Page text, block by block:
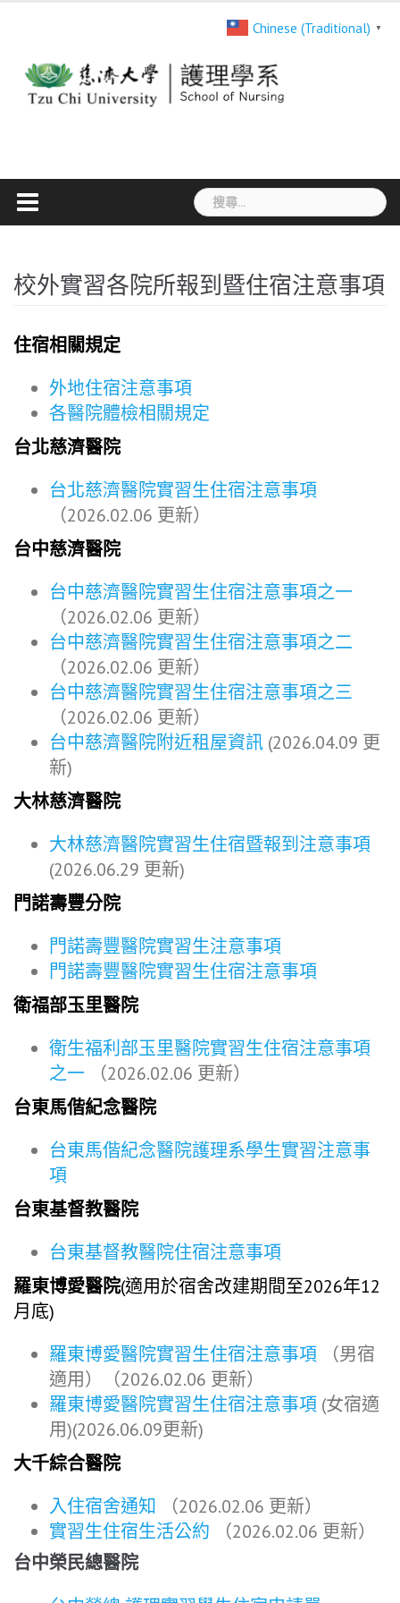
content
搜
尋
鍵
字:
校外實習各院所報到暨住宿注意事項
住宿相關規定
外地住宿注意事項
各醫院體檢相關規定
台北慈濟醫院
台北慈濟醫院實習生住宿注意事項
（2026.02.06 更新）
台中慈濟醫院
台中慈濟醫院實習生住宿注意事項之一
（2026.02.06 更新）
台中慈濟醫院實習生住宿注意事項之二
（2026.02.06 更新）
台中慈濟醫院實習生住宿注意事項之三
（2026.02.06 更新）
台中慈濟醫院附近租屋資訊 (2026.04.09 更
新)
大林慈濟醫院
大林慈濟醫院實習生住宿暨報到注意事項
(2026.06.29 更新)
門諾壽豐分院
門諾壽豐醫院實習生注意事項
門諾壽豐醫院實習生住宿注意事項
衛福部玉里醫院
衛生福利部玉里醫院實習生住宿注意事項
之一 （2026.02.06 更新）
台東馬偕紀念醫院
台東馬偕紀念醫院護理系學生實習注意事
項
台東基督教醫院
台東基督教醫院住宿注意事項
羅東博愛醫院(適用於宿舍改建期間至2026年12
月底)
羅東博愛醫院實習生住宿注意事項 （男宿
適用）（2026.02.06 更新）
羅東博愛醫院實習生住宿注意事項 (女宿適
用)(2026.06.09更新)
大千綜合醫院
入住宿舍通知 （2026.02.06 更新）
實習生住宿生活公約 （2026.02.06 更新）
台中榮民總醫院
Chinese (Traditional) ▼